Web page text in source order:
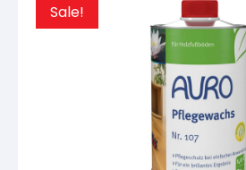
Sale!